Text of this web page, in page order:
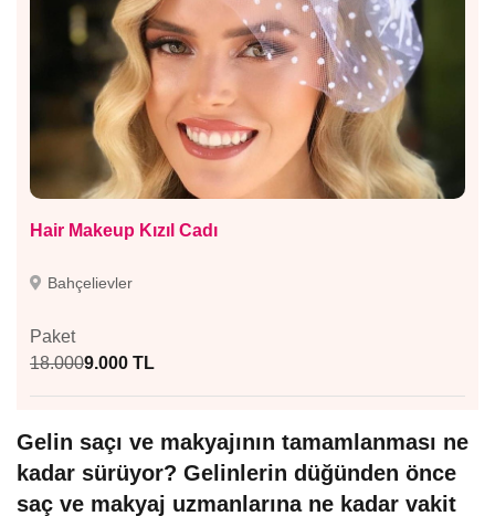
Hair Makeup Kızıl Cadı
Bahçelievler
Paket
18.0009.000 TL
Gelin saçı ve makyajının tamamlanması ne
kadar sürüyor? Gelinlerin düğünden önce
saç ve makyaj uzmanlarına ne kadar vakit